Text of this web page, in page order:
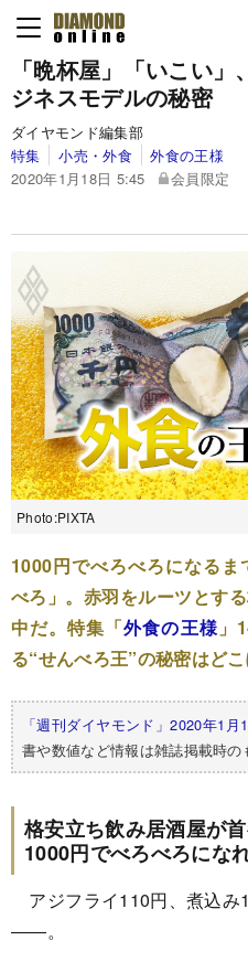
「晩杯屋」「いこい
ジネスモデルの秘密
ダイヤモンド編集部
特集
小売・外食
外食の王様
2020年1月18日 5:45
会員限定
Photo:PIXTA
1000円でべろべろになる
べろ」。赤羽をルーツとす
中だ。特集「外食の王様」
る“せんべろ王”の秘密はど
「週刊ダイヤモンド」2020年1月
書や数値など情報は雑誌掲載時の
格安立ち飲み居酒屋が
1000円でべろべろにな
アジフライ110円、煮込み
――。